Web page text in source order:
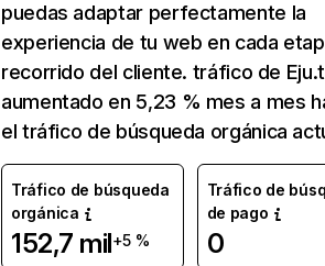
puedas adaptar perfectamente la
experiencia de tu web en cada
recorrido del cliente. tráfico de
aumentado en 5,23 % mes a mes
el tráfico de búsqueda orgánica
Tráfico de búsqueda
orgánica
152,7 mil+5 %
Tráfico de
de pago
0